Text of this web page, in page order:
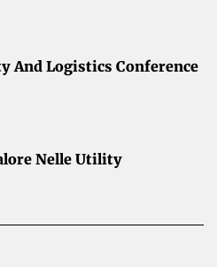
And Logistics Conference
Nelle Utility